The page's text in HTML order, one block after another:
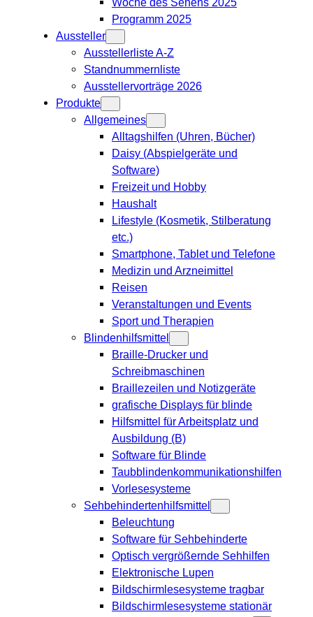
Programm 2025
Aussteller
Ausstellerliste A-Z
Standnummernliste
Ausstellervorträge 2026
Produkte
Allgemeines
Alltagshilfen (Uhren, Bücher)
Daisy (Abspielgeräte und
Software)
Freizeit und Hobby
Haushalt
Lifestyle (Kosmetik, Stilberatung
etc.)
Smartphone, Tablet und Telefone
Medizin und Arzneimittel
Reisen
Veranstaltungen und Events
Sport und Therapien
Blindenhilfsmittel
Braille-Drucker und
Schreibmaschinen
Braillezeilen und Notizgeräte
grafische Displays für blinde
Hilfsmittel für Arbeitsplatz und
Ausbildung (B)
Software für Blinde
Taubblindenkommunikationshilfen
Vorlesesysteme
Sehbehindertenhilfsmittel
Beleuchtung
Software für Sehbehinderte
Optisch vergrößernde Sehhilfen
Elektronische Lupen
Bildschirmlesesysteme tragbar
Bildschirmlesesysteme stationär